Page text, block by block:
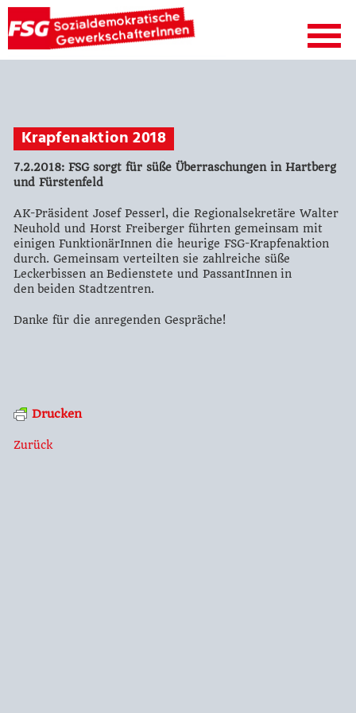
Krapfenaktion 2018
7.2.2018: FSG sorgt für süße Überraschungen in Hartberg
und Fürstenfeld
AK-Präsident Josef Pesserl, die Regionalsekretäre Walter
Neuhold und Horst Freiberger führten gemeinsam mit
einigen FunktionärInnen die heurige FSG-Krapfenaktion
durch. Gemeinsam verteilten sie zahlreiche süße
Leckerbissen an Bedienstete und PassantInnen in
den beiden Stadtzentren.
Danke für die anregenden Gespräche!
Drucken
Zurück